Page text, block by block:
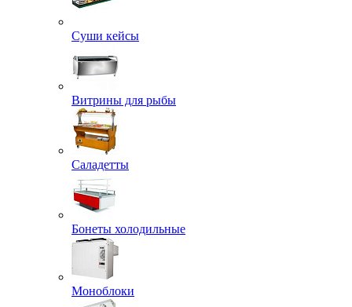
Суши кейсы
Витрины для рыбы
Саладетты
Бонеты холодильные
Моноблоки